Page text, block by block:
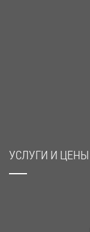
УСЛУГИ И ЦЕНЫ